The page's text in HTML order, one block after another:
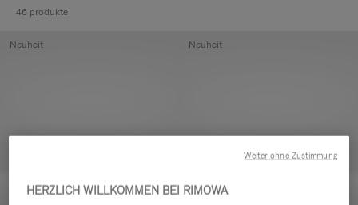
46 produkte
Neuheit Neuheit
HERZLICH WILLKOMMEN BEI RIMOWA
Weiter ohne Zustimmung